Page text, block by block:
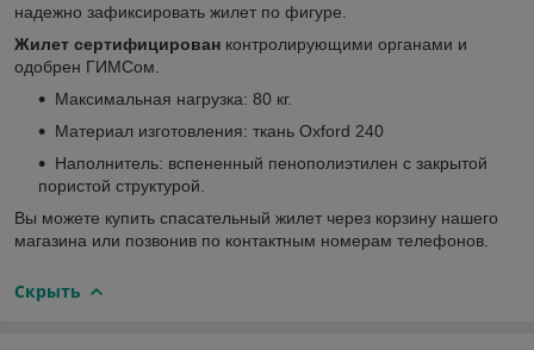
надежно зафиксировать жилет по фигуре.
Жилет сертифицирован контролирующими органами и
одобрен ГИМСом.
Максимальная нагрузка: 80 кг.
Материал изготовления: ткань Oxford 240
Наполнитель: вспененный пенополиэтилен с закрытой
пористой структурой.
Вы можете купить спасательный жилет через корзину нашего
магазина или позвонив по контактным номерам телефонов.
Скрыть